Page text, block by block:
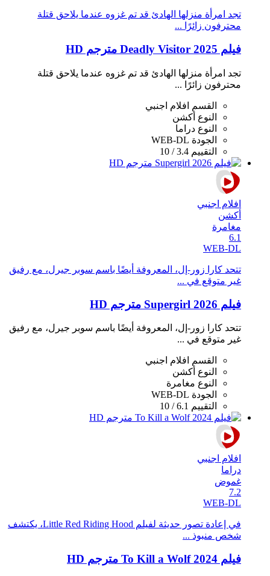
تجد امرأة منزلها الهادئ قد تم غزوه عندما يلاحق قتلة
محترفون زائرًا ...
فيلم Deadly Visitor 2025 مترجم HD
تجد امرأة منزلها الهادئ قد تم غزوه عندما يلاحق قتلة
محترفون زائرًا ...
القسم
افلام اجنبي
النوع أكشن
النوع دراما
الجودة WEB-DL
التقييم 3.4 / 10
افلام اجنبي
أكشن
مغامرة
6.1
WEB-DL
تتحد كارا زور-إل، المعروفة أيضًا باسم سوبر جيرل، مع رفيق
غير متوقع في ...
فيلم Supergirl 2026 مترجم HD
تتحد كارا زور-إل، المعروفة أيضًا باسم سوبر جيرل، مع رفيق
غير متوقع في ...
القسم
افلام اجنبي
النوع أكشن
النوع مغامرة
الجودة WEB-DL
التقييم 6.1 / 10
افلام اجنبي
دراما
غموض
7.2
WEB-DL
في إعادة تصور حديثة لفيلم Little Red Riding Hood، يكتشف
شخص منبوذ ...
فيلم To Kill a Wolf 2024 مترجم HD